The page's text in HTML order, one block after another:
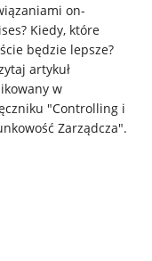
on-
Kiedy, które
będzie lepsze?
artykuł
w
"Controlling i
Zarządcza".